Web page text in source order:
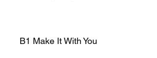
B1 Make It With You